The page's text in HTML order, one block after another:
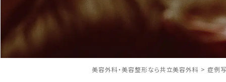
美容外科・美容整形なら共立美容外科 > 症例